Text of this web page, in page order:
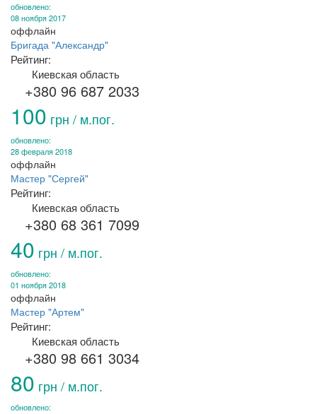
обновлено:
08 ноября 2017
оффлайн
Бригада "Александр"
Рейтинг:
Киевская область
+380 96 687 2033
100 грн / м.пог.
обновлено:
28 февраля 2018
оффлайн
Мастер "Сергей"
Рейтинг:
Киевская область
+380 68 361 7099
40 грн / м.пог.
обновлено:
01 ноября 2018
оффлайн
Мастер "Артем"
Рейтинг:
Киевская область
+380 98 661 3034
80 грн / м.пог.
обновлено: